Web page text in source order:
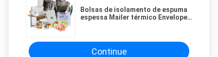
Bolsas de isolamento de espuma
espessa Mailer térmico Envelopes
Continue